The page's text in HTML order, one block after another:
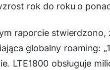
rok do roku o
raporcie stwierdzono,
globalny roaming:
LTE1800 obsługuje